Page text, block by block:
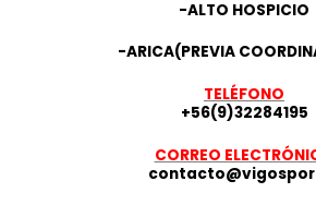
-ALTO HOSPICIO
-ARICA(PREVIA
TELÉFONO
+56(9)32284195
CORREO